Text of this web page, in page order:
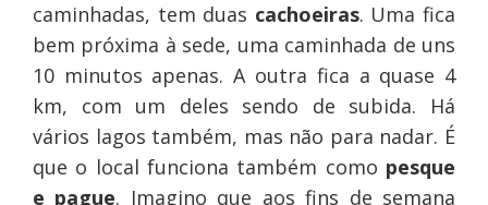
caminhadas, tem duas cachoeiras. Uma fica
bem próxima à sede, uma caminhada de uns
10 minutos apenas. A outra fica a quase 4
km, com um deles sendo de subida. Há
vários lagos também, mas não para nadar. É
que o local funciona também como pesque
e pague. Imagino que aos fins de semana